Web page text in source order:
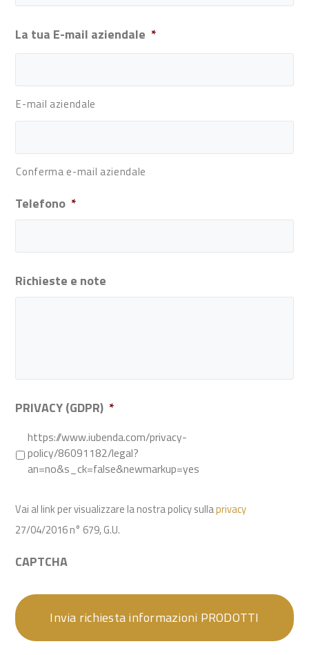
La tua E-mail aziendale *
E-mail aziendale
Conferma e-mail aziendale
Telefono *
Richieste e note
PRIVACY (GDPR) *
https://www.iubenda.com/privacy-
policy/86091182/legal?
an=no&s_ck=false&newmarkup=yes
Vai al link per visualizzare la nostra policy sullaprivacy
27/04/2016 n° 679, G.U.
CAPTCHA